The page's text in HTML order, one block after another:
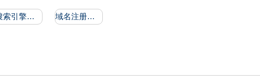
搜索引擎收录和反向链接 域名注册信息